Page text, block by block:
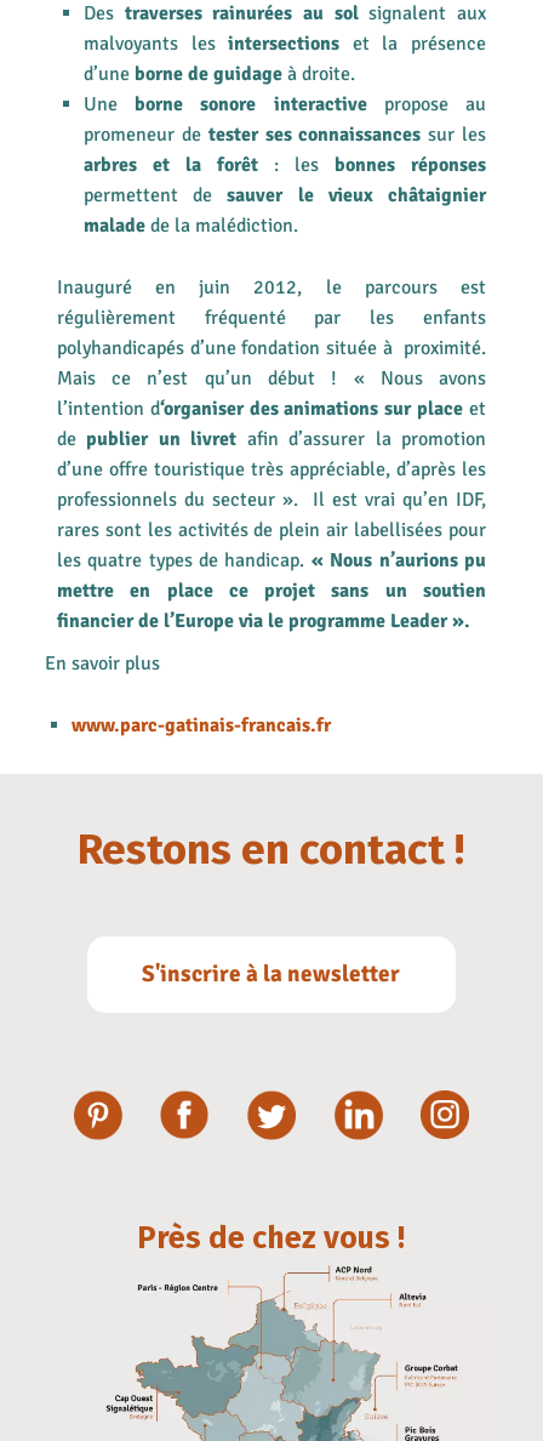
Des traverses rainurées au solsignalent aux
malvoyants lesintersections et la présence
d’une borne de guidageà droite.
Uneborne sonore interactivepropose au
promeneur de tester ses connaissances sur les
arbres et la forêt : les bonnes réponses
permettent desauver le vieux châtaignier
maladede la malédiction.
Inauguré en juin 2012, le parcours est
régulièrement fréquenté par les enfants
polyhandicapés d’une fondation située à proximité.
Mais ce n’est qu’un début ! « Nous avons
l’intention d‘organiser des animations sur place et
de publier un livret afin d’assurer la promotion
d’une offre touristique très appréciable, d’après les
professionnels du secteur ». Il est vrai qu’en IDF,
rares sont les activités de plein air labellisées pour
les quatre types de handicap. « Nous n’aurions pu
mettre en place ce projet sans un soutien
financier de l’Europe via le programme Leader ».
En savoir plus
www.parc-gatinais-francais.fr
Restons en contact !
S'inscrire à la newsletter
Près de chez vous !